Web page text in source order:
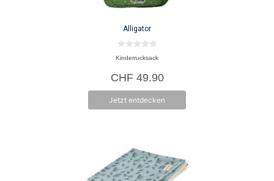
Alligator
0
v
n
5
Kinderrucksack
CHF49.90
Jetzt entdecken